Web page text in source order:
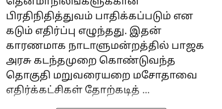
பிரதிநிதித்துவம் பாதிக்கப்படும் என
கடும் எதிர்ப்பு எழுந்தது. இதன்
காரணமாக நாடாளுமன்றத்தில் பாஜக
அரசு கடந்தமுறை கொண்டுவந்த
தொகுதி மறுவரையறை மசோதாவை
எதிர்க்கட்சிகள் தோற்கடித் ...